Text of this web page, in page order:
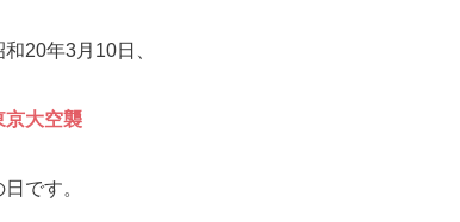
和20年3月10日、
京大空襲
日です。